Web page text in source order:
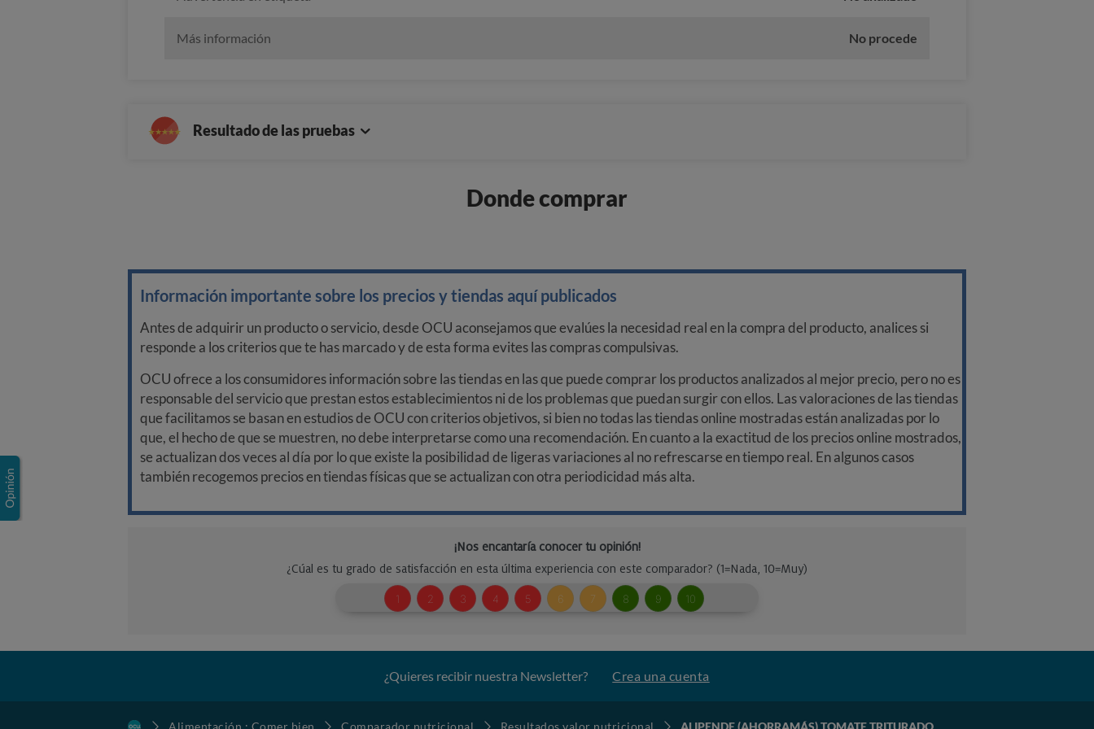
Más información No procede
Resultado de las pruebas
Donde comprar
Información importante sobre los precios y tiendas aquí publicados
Antes de adquirir un producto o servicio, desde OCU aconsejamos que evalúes la necesidad real en la compra del producto, analices si
responde a los criterios que te has marcado y de esta forma evites las compras compulsivas.
OCU ofrece a los consumidores información sobre las tiendas en las que puede comprar los productos analizados al mejor precio, pero no es
responsable del servicio que prestan estos establecimientos ni de los problemas que puedan surgir con ellos. Las valoraciones de las tiendas
que facilitamos se basan en estudios de OCU con criterios objetivos, si bien no todas las tiendas online mostradas están analizadas por lo
que, el hecho de que se muestren, no debe interpretarse como una recomendación. En cuanto a la exactitud de los precios online mostrados,
se actualizan dos veces al día por lo que existe la posibilidad de ligeras variaciones al no refrescarse en tiempo real. En algunos casos
también recogemos precios en tiendas físicas que se actualizan con otra periodicidad más alta.
¿Quieres recibir nuestra Newsletter? Crea una cuenta